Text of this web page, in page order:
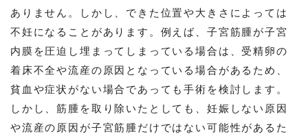
ありません。しかし、できた位置や大きさによっては
不妊になることがあります。例えば、子宮筋腫が子宮
内膜を圧迫し埋まってしまっている場合は、受精卵の
着床不全や流産の原因となっている場合があるため、
貧血や症状がない場合であっても手術を検討します。
しかし、筋腫を取り除いたとしても、妊娠しない原因
や流産の原因が子宮筋腫だけではない可能性があるた